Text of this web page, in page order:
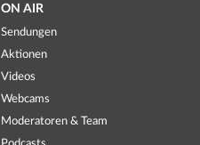
ON AIR
Sendungen
Aktionen
Videos
Webcams
Moderatoren & Team